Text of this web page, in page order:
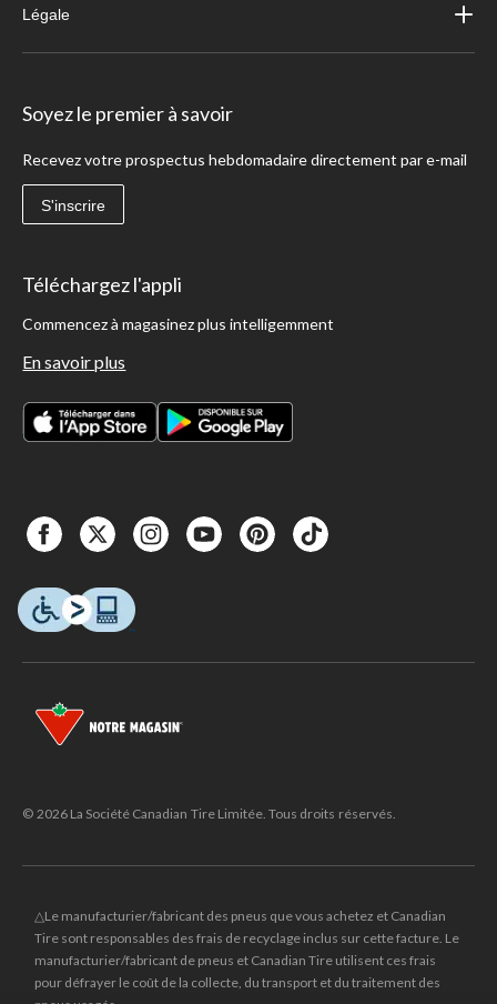
Légale
Soyez le premier à savoir
Recevez votre prospectus hebdomadaire directement par e-mail
S'inscrire
Téléchargez l'appli
Commencez à magasinez plus intelligemment
En savoir plus
© 2026 La Société Canadian Tire Limitée. Tous droits réservés.
△Le manufacturier/fabricant des pneus que vous achetez et Canadian
Tire sont responsables des frais de recyclage inclus sur cette facture. Le
manufacturier/fabricant de pneus et Canadian Tire utilisent ces frais
pour défrayer le coût de la collecte, du transport et du traitement des